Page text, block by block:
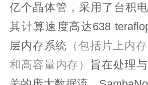
亿个晶体管，采用了台积
其计算速度高达638
层内存系统 （包括片上内
和高容量内存）
旨在处理